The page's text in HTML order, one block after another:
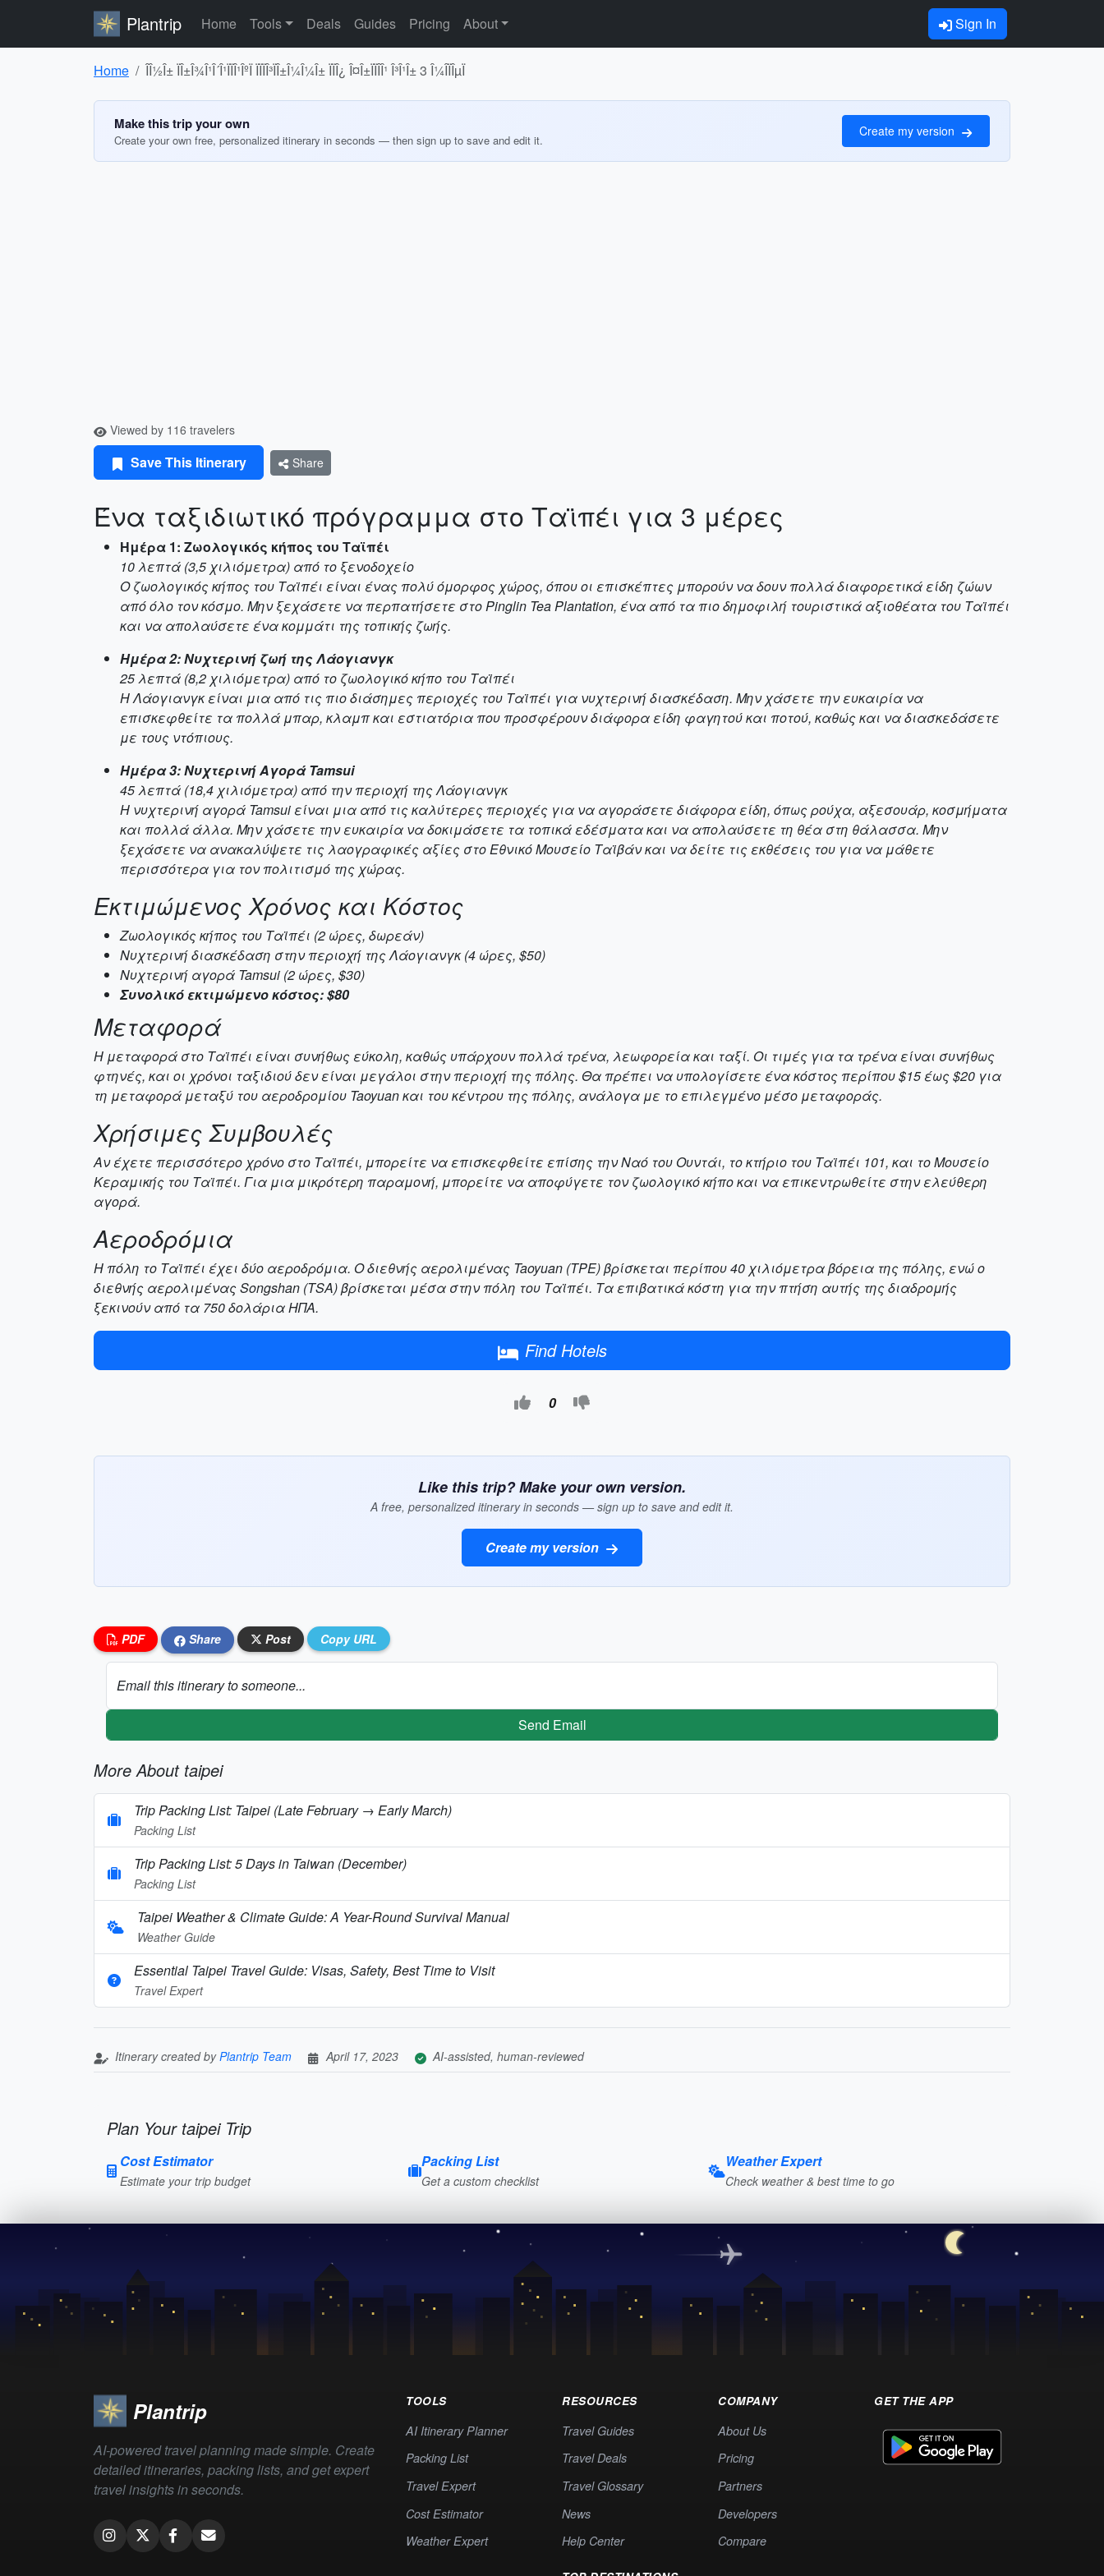
Plantrip Home Tools Deals Guides Pricing About Sign In
Home ÎÎ½Î± ÏÎ±Î¾Î¹Î´Î¹ÏÏÎ¹ÎºÏ ÏÏÏÎ³ÏÎ±Î¼Î¼Î± ÏÏÎ¿ Î¤Î±ÏÏÎ­Î¹ Î³Î¹Î± 3 Î¼Î­ÏÎµÏ
Make this trip your own
Create your own free, personalized itinerary in seconds — then sign up to save and edit it.
Create my version
Viewed by 116 travelers
Save This Itinerary Share
Ένα ταξιδιωτικό πρόγραμμα στο Ταϊπέι για 3 μέρες
Ημέρα 1: Ζωολογικός κήπος του Ταϊπέι
10 λεπτά (3,5 χιλιόμετρα) από το ξενοδοχείο
Ο ζωολογικός κήπος του Ταϊπέι είναι ένας πολύ όμορφος χώρος, όπου οι επισκέπτες μπορούν να δουν πολλά διαφορετικά είδη ζώων
από όλο τον κόσμο. Μην ξεχάσετε να περπατήσετε στο Pinglin Tea Plantation, ένα από τα πιο δημοφιλή τουριστικά αξιοθέατα του Ταϊπέι
και να απολαύσετε ένα κομμάτι της τοπικής ζωής.
Ημέρα 2: Νυχτερινή ζωή της Λάογιανγκ
25 λεπτά (8,2 χιλιόμετρα) από το ζωολογικό κήπο του Ταϊπέι
Η Λάογιανγκ είναι μια από τις πιο διάσημες περιοχές του Ταϊπέι για νυχτερινή διασκέδαση. Μην χάσετε την ευκαιρία να
επισκεφθείτε τα πολλά μπαρ, κλαμπ και εστιατόρια που προσφέρουν διάφορα είδη φαγητού και ποτού, καθώς και να διασκεδάσετε
με τους ντόπιους.
Ημέρα 3: Νυχτερινή Αγορά Tamsui
45 λεπτά (18,4 χιλιόμετρα) από την περιοχή της Λάογιανγκ
Η νυχτερινή αγορά Tamsui είναι μια από τις καλύτερες περιοχές για να αγοράσετε διάφορα είδη, όπως ρούχα, αξεσουάρ, κοσμήματα
και πολλά άλλα. Μην χάσετε την ευκαιρία να δοκιμάσετε τα τοπικά εδέσματα και να απολαύσετε τη θέα στη θάλασσα. Μην
ξεχάσετε να ανακαλύψετε τις λαογραφικές αξίες στο Εθνικό Μουσείο Ταϊβάν και να δείτε τις εκθέσεις του για να μάθετε
περισσότερα για τον πολιτισμό της χώρας.
Εκτιμώμενος Χρόνος και Κόστος
Ζωολογικός κήπος του Ταϊπέι (2 ώρες, δωρεάν)
Νυχτερινή διασκέδαση στην περιοχή της Λάογιανγκ (4 ώρες, $50)
Νυχτερινή αγορά Tamsui (2 ώρες, $30)
Συνολικό εκτιμώμενο κόστος: $80
Μεταφορά
Η μεταφορά στο Ταϊπέι είναι συνήθως εύκολη, καθώς υπάρχουν πολλά τρένα, λεωφορεία και ταξί. Οι τιμές για τα τρένα είναι συνήθως
φτηνές, και οι χρόνοι ταξιδιού δεν είναι μεγάλοι στην περιοχή της πόλης. Θα πρέπει να υπολογίσετε ένα κόστος περίπου $15 έως $20 για
τη μεταφορά μεταξύ του αεροδρομίου Taoyuan και του κέντρου της πόλης, ανάλογα με το επιλεγμένο μέσο μεταφοράς.
Χρήσιμες Συμβουλές
Αν έχετε περισσότερο χρόνο στο Ταϊπέι, μπορείτε να επισκεφθείτε επίσης την Ναό του Ουντάι, το κτήριο του Ταϊπέι 101, και το Μουσείο
Κεραμικής του Ταϊπέι. Για μια μικρότερη παραμονή, μπορείτε να αποφύγετε τον ζωολογικό κήπο και να επικεντρωθείτε στην ελεύθερη
αγορά.
Αεροδρόμια
Η πόλη το Ταϊπέι έχει δύο αεροδρόμια. Ο διεθνής αερολιμένας Taoyuan (TPE) βρίσκεται περίπου 40 χιλιόμετρα βόρεια της πόλης, ενώ ο
διεθνής αερολιμένας Songshan (TSA) βρίσκεται μέσα στην πόλη του Ταϊπέι. Τα επιβατικά κόστη για την πτήση αυτής της διαδρομής
ξεκινούν από τα 750 δολάρια ΗΠΑ.
Find Hotels
0
Like this trip? Make your own version.
A free, personalized itinerary in seconds — sign up to save and edit it.
Create my version
PDF Share Post Copy URL
Email this itinerary to someone...
Send Email
More About taipei
Trip Packing List: Taipei (Late February → Early March)
Packing List
Trip Packing List: 5 Days in Taiwan (December)
Packing List
Taipei Weather & Climate Guide: A Year-Round Survival Manual
Weather Guide
Essential Taipei Travel Guide: Visas, Safety, Best Time to Visit
Travel Expert
Itinerary created byPlantrip Team April 17, 2023 AI-assisted, human-reviewed
Plan Your taipei Trip
Cost Estimator
Estimate your trip budget
Packing List
Get a custom checklist
Weather Expert
Check weather & best time to go
Plantrip
AI-powered travel planning made simple. Create
detailed itineraries, packing lists, and get expert
travel insights in seconds.
TOOLS
AI Itinerary Planner
Packing List
Travel Expert
Cost Estimator
Weather Expert
RESOURCES
Travel Guides
Travel Deals
Travel Glossary
News
Help Center
COMPANY
About Us
Pricing
Partners
Developers
Compare
GET THE APP